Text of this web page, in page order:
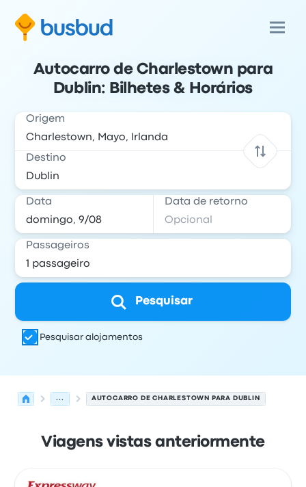
Autocarro de Charlestown para
Dublin: Bilhetes & Horários
Origem
Destino
Data Data de retorno
Passageiros
Pesquisar
Pesquisar alojamentos
... AUTOCARRO DE CHARLESTOWN PARA DUBLIN
Viagens vistas anteriormente